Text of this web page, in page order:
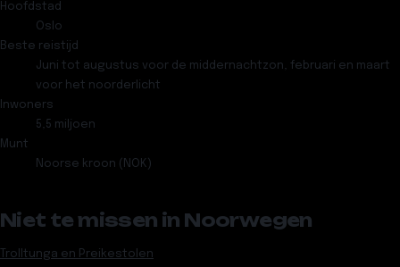
Hoofdstad
Oslo
Beste reistijd
Juni tot augustus voor de middernachtzon, februari en maart
voor het noorderlicht
Inwoners
5,5 miljoen
Munt
Noorse kroon (NOK)
Niet te missen in Noorwegen
Trolltunga en Preikestolen